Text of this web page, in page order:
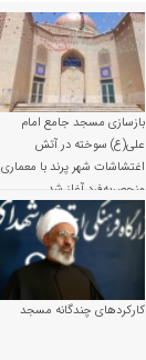
بازسازی مسجد جامع امام
علی(ع) سوخته در آتش
اغتشاشات شهر پرند با معماری
منحصربه‌فرد آغاز شد
کارکردهای چندگانه مسجد